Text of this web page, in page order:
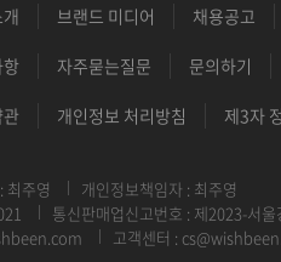
브랜드 미디어 채용공고
자주묻는질문 문의하기
개인정보 처리방침 제3자
최주영
개인정보책임자 : 최주영
통신판매업신고번호 : 제2023-서
고객센터 :